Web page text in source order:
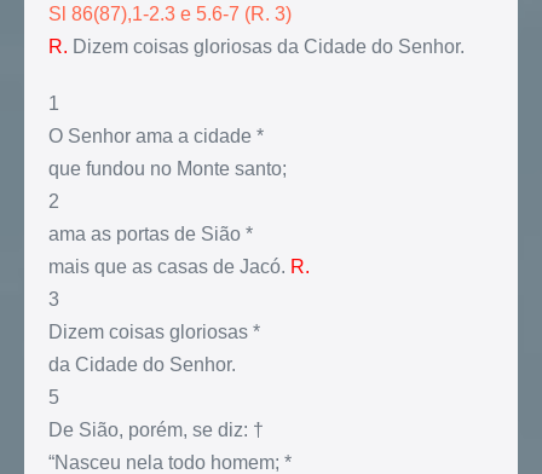
Sl 86(87),1-2.3 e 5.6-7 (R. 3)
R. Dizem coisas gloriosas da Cidade do Senhor.
1
O Senhor ama a cidade *
que fundou no Monte santo;
2
ama as portas de Sião *
mais que as casas de Jacó. R.
3
Dizem coisas gloriosas *
da Cidade do Senhor.
5
De Sião, porém, se diz: †
“Nasceu nela todo homem; *